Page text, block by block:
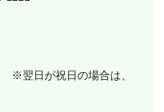
※翌日が祝日の場合は、